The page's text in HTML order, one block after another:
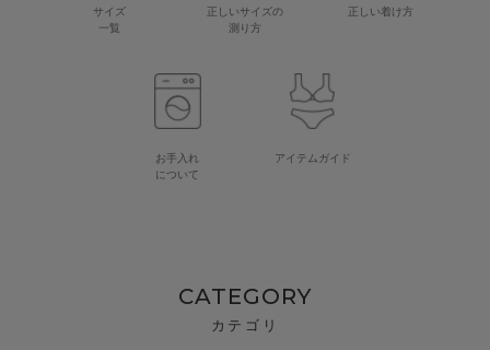
サイズ
一覧
正しいサイズの
測り方
正しい着け方
お手入れ
について
アイテムガイド
CATEGORY
カテゴリ